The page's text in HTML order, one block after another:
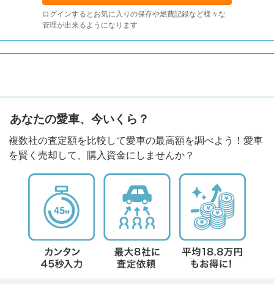
ログインするとお気に入りの保存や燃費記録など様々な
管理が出来るようになります
あなたの愛車、今いくら？
複数社の査定額を比較して愛車の最高額を調べよう！愛車
を賢く売却して、購入資金にしませんか？